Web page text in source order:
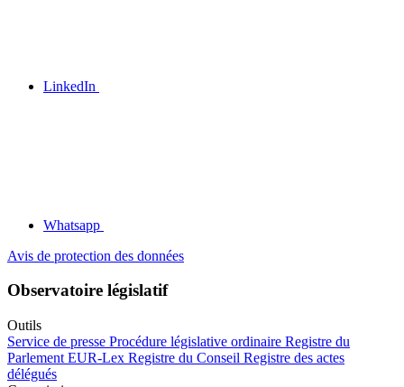
LinkedIn
Whatsapp
Avis de protection des données
Observatoire législatif
Outils
Service de presse Procédure législative ordinaire Registre du
Parlement EUR-Lex Registre du Conseil Registre des actes
délégués